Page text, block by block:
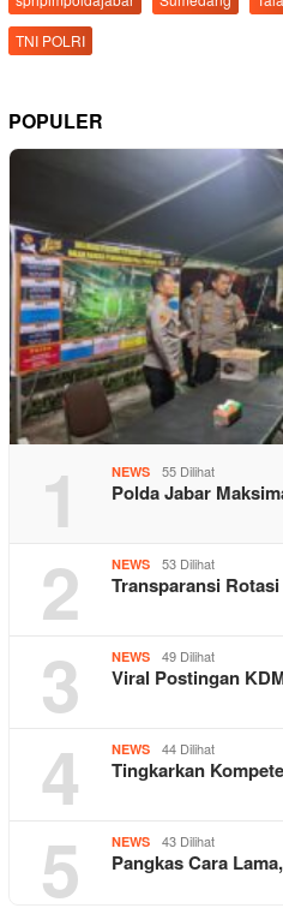
TNI POLRI
POPULER
1 NEWS 55 Dilihat
Polda Jabar
2 NEWS 53 Dilihat
Transparansi
3 NEWS 49 Dilihat
Viral Postingan
4 NEWS 44 Dilihat
Tingkarkan
5 NEWS 43 Dilihat
Pangkas Cara